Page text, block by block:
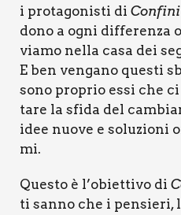
i pro­ta­go­ni­sti di
do­no a ogni dif­fe­ren­za
via­mo nel­la casa dei
E ben ven­ga­no que­sti
sono pro­prio essi che
ta­re la sfi­da del
idee nuo­ve e solu­zio­ni
mi.
Que­sto è l’obiettivo di
ti san­no che i pen­sie­ri,